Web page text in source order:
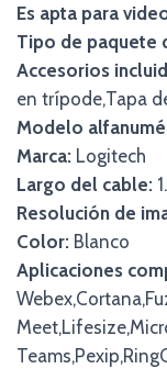
Es apta para
Tipo de paquete
Accesorios
en trípode,Tapa
Modelo
Marca: Logitech
Largo del cable:
Resolución de
Color: Blanco
Aplicaciones